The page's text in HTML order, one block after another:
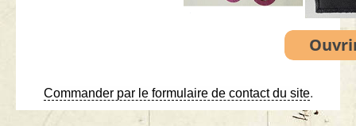
Commander par le formulaire de contact du site.